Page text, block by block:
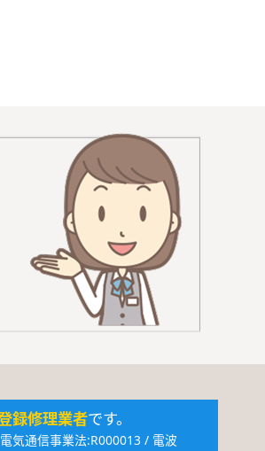
録修理業者です。
気通信事業法:R000013 / 電波